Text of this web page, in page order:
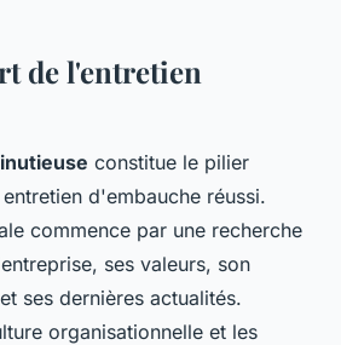
de l'entretien
constitue le pilier
d'embauche réussi.
commence par une recherche
ses valeurs, son
ses dernières actualités.
organisationnelle et les